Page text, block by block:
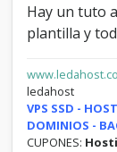
Hay un tuto
plantilla y
ledahost
VPS SSD -
DOMINIOS -
CUPONES: